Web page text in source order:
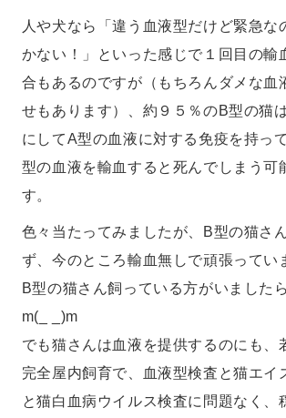
人や犬なら「違う血液型だけど緊急な
かない！」といった感じで１回目の輸
合もあるのですが（もちろんダメな血
せもあります）、約９５％のB型の猫
にしてA型の血液に対する免疫を持っ
型の血液を輸血すると死んでしまう可
す。
色々当たってみましたが、B型の猫さ
ず、今のところ輸血無しで頑張ってい
B型の猫さん飼っている方がいました
m(_ _)m
でも猫さんは血液を提供するのにも、
完全屋内飼育で、血液型検査と猫エイ
と猫白血病ウイルス検査に問題なく、